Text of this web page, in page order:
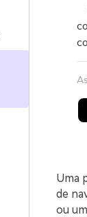
Uma
de
ou